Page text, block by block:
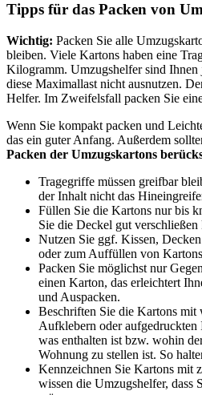
Tipps für das Packen von
Wichtig: Packen Sie alle
bleiben. Viele Kartons haben eine
Kilogramm. Umzugshelfer sind Ihnen
diese Maximallast nicht ausnutzen.
Helfer. Im Zweifelsfall packen Sie
Wenn Sie kompakt packen und
das ein guter Anfang. Außerdem
Packen der Umzugskartons
Tragegriffe müssen greifbar
der Inhalt nicht das
Füllen Sie die Kartons nur bis
Sie die Deckel gut verschließen
Nutzen Sie ggf. Kissen,
oder zum Auffüllen von
Packen Sie möglichst nur
einen Karton, das erleichtert
und Auspacken.
Beschriften Sie die Kartons mit
Aufklebern oder aufgedruckten
was enthalten ist bzw. wohin
Wohnung zu stellen ist. So
Kennzeichnen Sie Kartons mit
wissen die Umzugshelfer, dass